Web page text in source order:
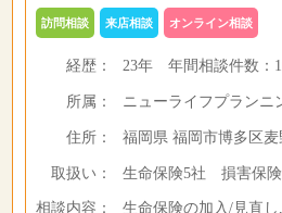
訪問相談 来店相談 オンライン相談
経歴： 23年年間相談件数：
所属： ニューライフプランニ
住所： 福岡県 福岡市博多区
取扱い： 生命保険5社 損害保険
相談内容：
生命保険の加入/見直